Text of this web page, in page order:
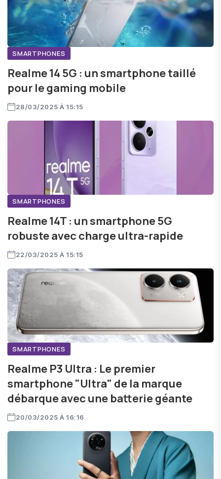
SMARTPHONES
Realme 14 5G : un smartphone taillé
pour le gaming mobile
28/03/2025 À 15:15
SMARTPHONES
Realme 14T : un smartphone 5G
robuste avec charge ultra-rapide
22/03/2025 À 15:15
SMARTPHONES
Realme P3 Ultra : Le premier
smartphone "Ultra" de la marque
débarque avec une batterie géante
20/03/2025 À 16:16